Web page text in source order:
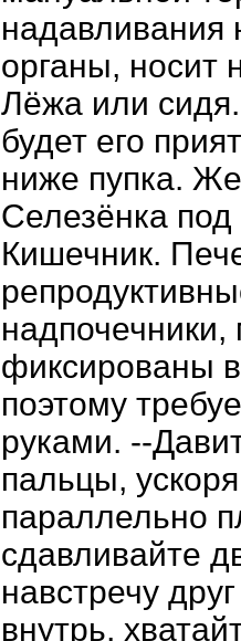
надавливания
органы, носит
Лёжа или
будет его
ниже пупка.
Селезёнка
Кишечник.
фиксированы
поэтому
руками. --
пальцы,
параллельно
сдавливайте
навстречу
внутрь,